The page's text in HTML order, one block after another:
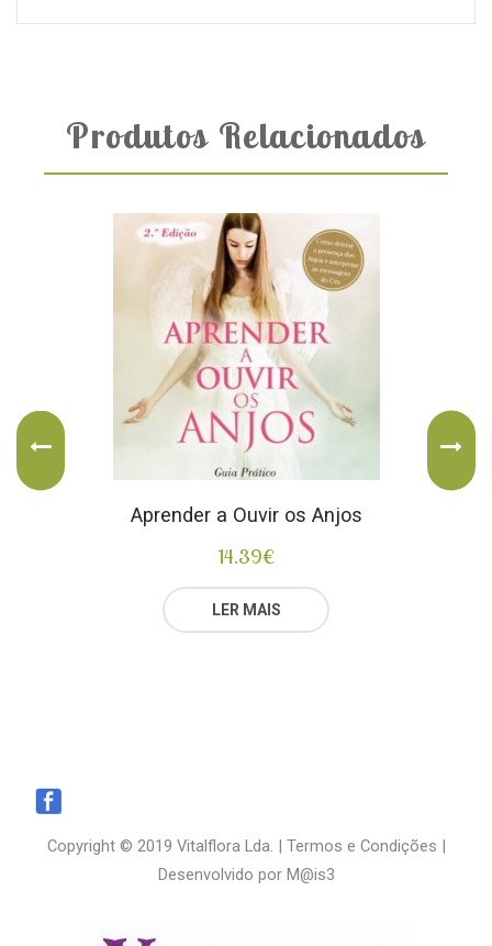
Produtos Relacionados
Aprender a Ouvir os Anjos
14.39€
LER MAIS
Copyright © 2019 Vitalflora Lda. | Termos e Condições
Desenvolvido por M@is3